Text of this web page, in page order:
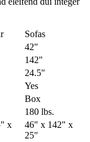
Sofas
42"
142"
24.5"
Yes
Box
180 lbs.
x
46" x 142" x
25"